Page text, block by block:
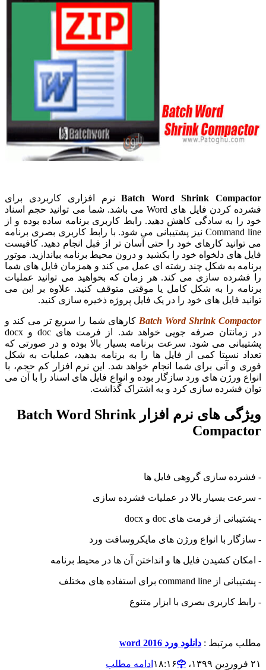
Batch Word Shrink Compactorنرم افزاری کاربردی برای
فشرده کردن فایل های Word می باشد. شما می توانید حجم اسناد
خود را به سادگی کاهش دهید. رابط کاربری برنامه ساده بوده و از
Command line نیز پشتیبانی می شود. با رابط کاربری بصری برنامه
می توانید کارهای خود را حتی آسان تر از قبل انجام دهید. کافیست
فایل های دلخواه خود را بکشید و درون محیط برنامه بیاندازید. موتور
برنامه به شکل چند رشته ای عمل می کند و همزمان فایل های شما
را فشرده سازی می کند. هر زمان که بخواهید می توانید عملیات
برنامه را به شکل کامل یا موقتی متوقف کنید. علاوه بر این می
توانید فایل های خود را در یک فایل پروژه ذخیره سازی کنید.
Batch Word Shrink Compactor کارهای شما را سریع تر می کند و
در زمانتان صرفه جویی خواهد شد. از فرمت های doc و docx
پشتیبانی می شود. سرعت برنامه بسیار بالا بوده و در صورتی که
تعداد نسبتا کمی از فایل ها را به برنامه بدهید، عملیات به شکل
فوری و آنی برای شما انجام خواهد شد. این نرم افزار کم حجم، با
انواع ورژن های ورد سازگار بوده و انواع فایل های اسناد را با آن می
توان فشرده سازی کرد و به اشتراک گذاشت.
ویژگی های نرم افزار Batch Word Shrink
Compactor
- فشرده سازی گروهی فایل ها
- سرعت بسیار بالا در عملیات فشرده سازی
- پشتیبانی از فرمت های doc و docx
- سازگار با انواع ورژن های مایکروسافت ورد
- امکان کشیدن فایل ها و انداختن آن ها در محیط برنامه
- پشتیبانی از command line برای استفاده های مختلف
- رابط کاربری بصری با ابزار متنوع
مطلب مرتبط : دانلود ورد 2016 word
۲۱ فروردین ۱۳۹۹،‏ ۱۸:۱۶
ادامه مطلب